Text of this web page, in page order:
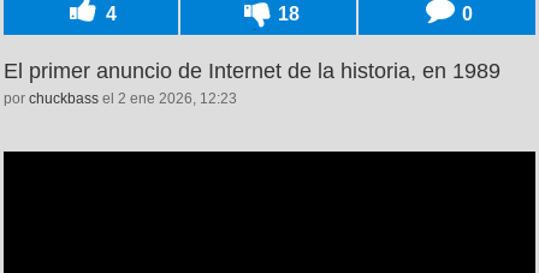
4 18 0
El primer anuncio de Internet de la historia, en 1989
por chuckbass el 2 ene 2026, 12:23